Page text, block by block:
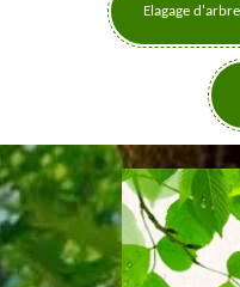
Elagage